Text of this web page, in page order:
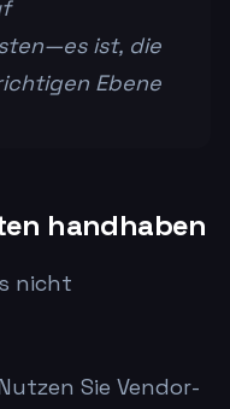
ist, die
Ebene
handhaben
nicht
Sie Vendor-